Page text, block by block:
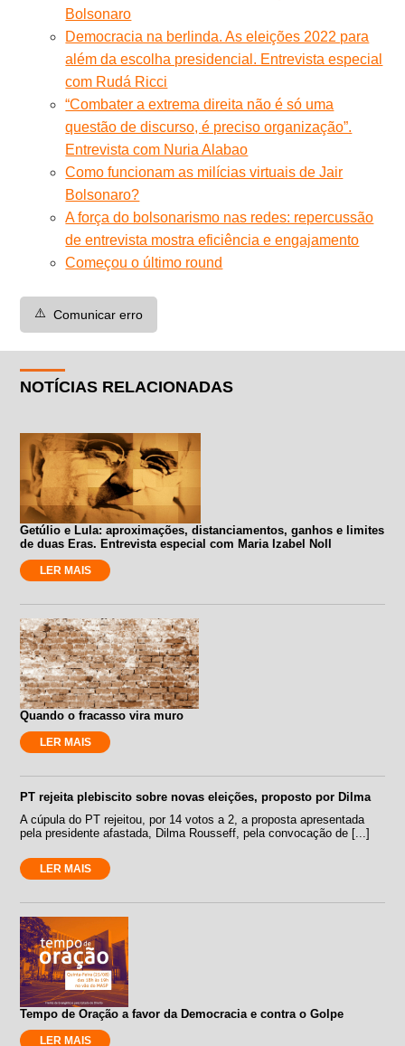
Bolsonaro
Democracia na berlinda. As eleições 2022 para
além da escolha presidencial. Entrevista especial
com Rudá Ricci
“Combater a extrema direita não é só uma
questão de discurso, é preciso organização”.
Entrevista com Nuria Alabao
Como funcionam as milícias virtuais de Jair
Bolsonaro?
A força do bolsonarismo nas redes: repercussão
de entrevista mostra eficiência e engajamento
Começou o último round
⚠️ Comunicar erro
NOTÍCIAS RELACIONADAS
Getúlio e Lula: aproximações, distanciamentos, ganhos e limites
de duas Eras. Entrevista especial com Maria Izabel Noll
LER MAIS
Quando o fracasso vira muro
LER MAIS
PT rejeita plebiscito sobre novas eleições, proposto por Dilma
A cúpula do PT rejeitou, por 14 votos a 2, a proposta apresentada
pela presidente afastada, Dilma Rousseff, pela convocação de [...]
LER MAIS
Tempo de Oração a favor da Democracia e contra o Golpe
LER MAIS